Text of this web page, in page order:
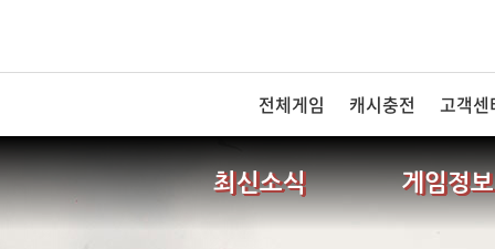
전체게임 캐시충전 고객센
최신소식 게임정보